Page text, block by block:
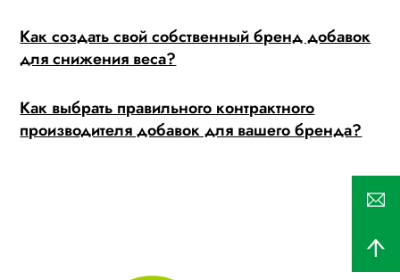
Как создать свой собственный бренд добавок
для снижения веса?
Как выбрать правильного контрактного
производителя добавок для вашего бренда?